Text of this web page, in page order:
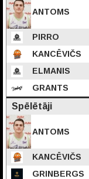
ANTOMS
PIRRO
KANCĒVIČS
ELMANIS
GRANTS
Spēlētāji
ANTOMS
KANCĒVIČS
GRINBERGS